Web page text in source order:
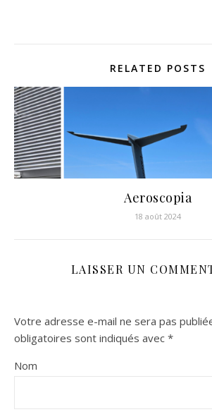
RELATED POSTS
Aeroscopia
18 août 2024
LAISSER UN
Votre adresse e-mail ne sera pas
obligatoires sont indiqués avec *
Nom